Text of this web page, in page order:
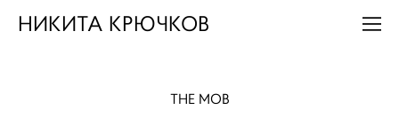
НИКИТА КРЮЧКОВ
THE MOB